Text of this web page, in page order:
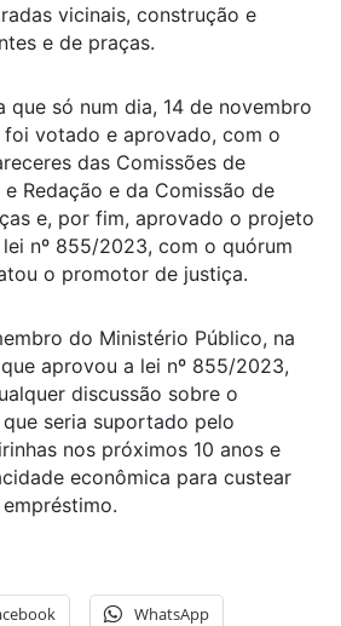
vicinais, construção e
e de praças.
que só num dia, 14 de novembro
votado e aprovado, com o
das Comissões de
Redação e da Comissão de
e, por fim, aprovado o projeto
nº 855/2023, com o quórum
o promotor de justiça.
do Ministério Público, na
aprovou a lei nº 855/2023,
discussão sobre o
seria suportado pelo
nos próximos 10 anos e
econômica para custear
WhatsApp